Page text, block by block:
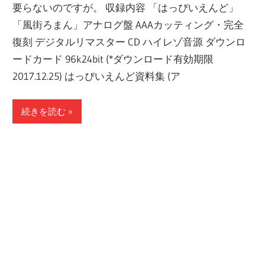
要らないのですが。 収録内容 「はっぴいえんど」
「風街ろまん」アナログ盤 AAAカッティング・完全
復刻 デジタルリマスター CD ハイレゾ音源 ダウンロ
ードカード 96k24bit (*ダウンロード有効期限
2017.12.25) はっぴいえんど資料集 (ア
続きを読む